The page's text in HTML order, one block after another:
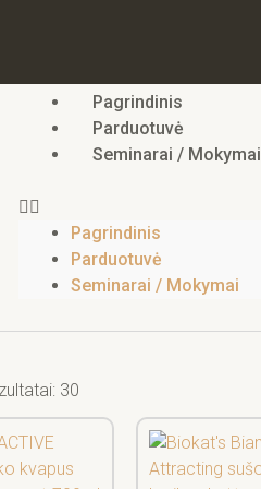
Pagrindinis
Parduotuvė
Seminarai / Mokymai
Pagrindinis
Parduotuvė
Seminarai / Mokymai
30